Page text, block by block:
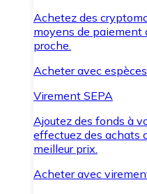
Achetez des
moyens de paiement
proche.
Acheter avec espèces
Virement SEPA
Ajoutez des fonds à
effectuez des achats
meilleur prix.
Acheter avec